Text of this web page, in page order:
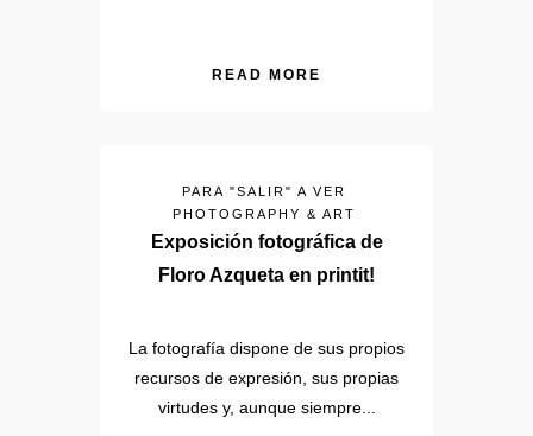
READ MORE
PARA "SALIR" A VER
PHOTOGRAPHY & ART
Exposición fotográfica de
Floro Azqueta en printit!
La fotografía dispone de sus propios
recursos de expresión, sus propias
virtudes y, aunque siempre...